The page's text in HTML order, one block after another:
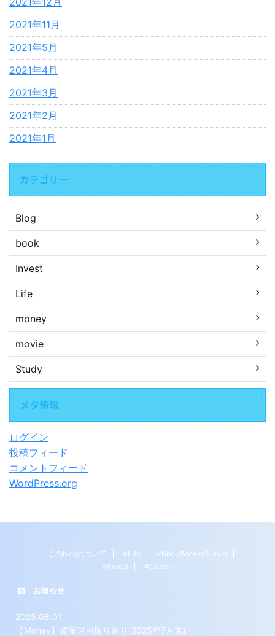
2021年11月
2021年5月
2021年4月
2021年3月
2021年2月
2021年1月
カテゴリー
Blog
book
Invest
Life
money
movie
Study
メタ情報
ログイン
投稿フィード
コメントフィード
WordPress.org
このblogについて #Life
#Book/Movie/Travel
#Invest
#Career
お知らせ
2025.08.01
【Money】資産運用振り返り(2025年7月末)